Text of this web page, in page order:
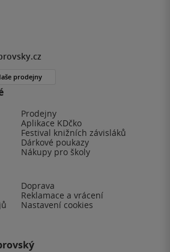
Prodejny
Aplikace KDčko
Festival knižních závisláků
Dárkové poukazy
Nákupy pro školy
Doprava
Reklamace a vrácení
Nastavení cookies
prodejny